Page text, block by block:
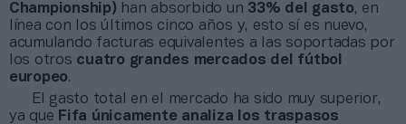
Championship) han absorbido un 33% del gasto, en
línea con los últimos cinco años y, esto sí es nuevo,
acumulando facturas equivalentes a las soportadas por
los otros cuatro grandes mercados del fútbol
europeo.
El gasto total en el mercado ha sido muy superior,
ya que Fifa únicamente analiza los traspasos